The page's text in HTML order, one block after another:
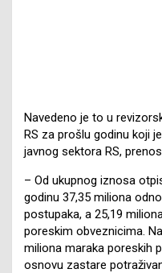
Navedeno je to u
RS za prošlu godinu koji
javnog sektora RS,
– Od ukupnog iznosa
godinu 37,35 miliona
postupaka, a 25,19
poreskim obveznicima.
miliona maraka poreskih
osnovu zastare